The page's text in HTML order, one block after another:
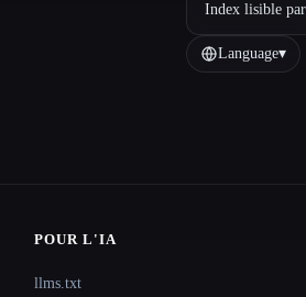
Index lisible
Language▾
POUR L'IA
llms.txt